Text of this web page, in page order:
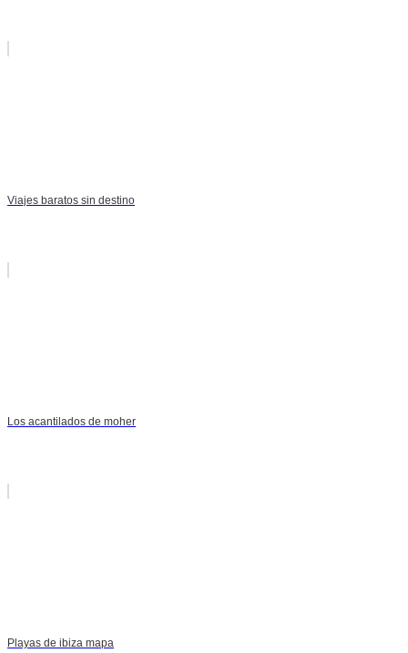
Viajes baratos sin destino
Los acantilados de moher
Playas de ibiza mapa